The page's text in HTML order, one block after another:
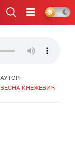
АУТОР:
ВЕСНА КНЕЖЕВИЋ